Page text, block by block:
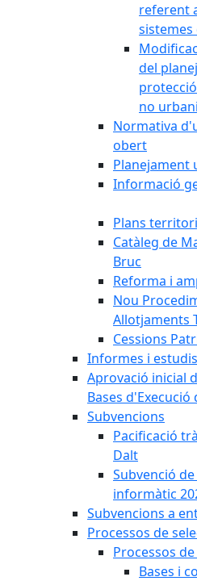
referent
del
no
Normativa
obert
Planejament
Informació
Plans
Catàleg de
Bruc
Reforma i
Nou
Allotjaments
Cessions
Informes i estudis
Aprovació inicial
Bases
Subvencions
Pacificació
Dalt
Subvenció
informàtic
Subvencions a
Processos de
Processos
Bases i